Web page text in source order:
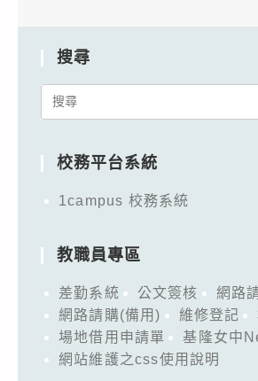
搜尋
Search
校務平台系統
1campus 校務系統
教職員專區
差勤系統 公文簽核
網路
網路請購(備用)
維修登記
場地借用申請單
基隆女中
網站維護之css使用說明